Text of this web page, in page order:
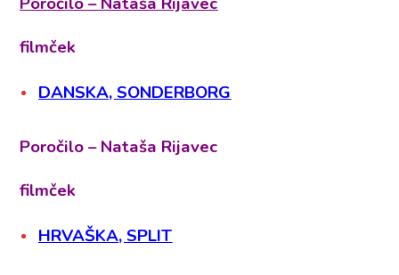
filmček
DANSKA, SONDERBORG
Poročilo – Nataša Rijavec
filmček
HRVAŠKA, SPLIT